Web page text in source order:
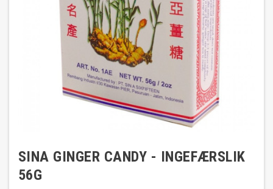
SINA GINGER CANDY - INGEFÆRSLIK
56G